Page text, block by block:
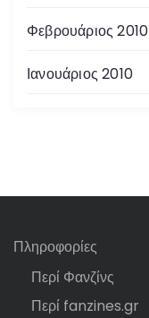
Φεβρουάριος 2010
Ιανουάριος 2010
Πληροφορίες
Περί Φανζίνς
Περί fanzines.gr